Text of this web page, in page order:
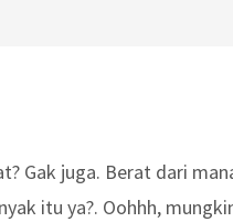
Gak juga. Berat dari
itu ya?. Oohhh,